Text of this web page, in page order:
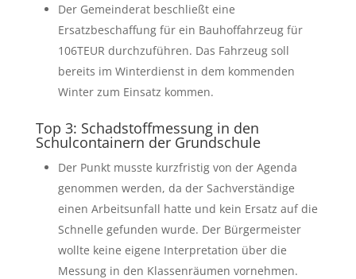
Der Gemeinderat beschließt eine
Ersatzbeschaffung für ein Bauhoffahrzeug für
106TEUR durchzuführen. Das Fahrzeug soll
bereits im Winterdienst in dem kommenden
Winter zum Einsatz kommen.
Top 3: Schadstoffmessung in den
Schulcontainern der Grundschule
Der Punkt musste kurzfristig von der Agenda
genommen werden, da der Sachverständige
einen Arbeitsunfall hatte und kein Ersatz auf die
Schnelle gefunden wurde. Der Bürgermeister
wollte keine eigene Interpretation über die
Messung in den Klassenräumen vornehmen.